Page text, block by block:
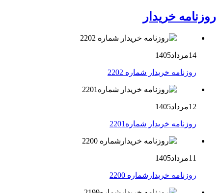
روزنامه خریدار
14مرداد1405
روزنامه خریدار شماره 2202
12مرداد1405
روزنامه خریدار شماره2201
11مرداد1405
روزنامه خریدارشماره 2200